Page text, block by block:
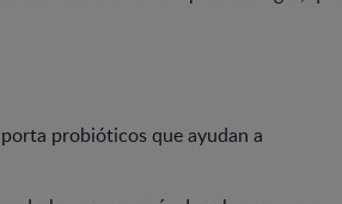
probióticos que ayudan a